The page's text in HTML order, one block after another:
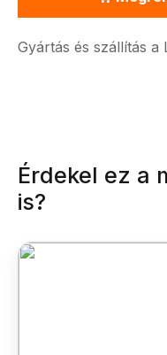
Gyártás és szállítás
Érdekel ez a
is?